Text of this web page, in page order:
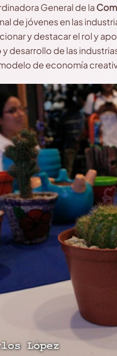
General de la
de jóvenes en las
y destacar el rol y
desarrollo de las
de economía